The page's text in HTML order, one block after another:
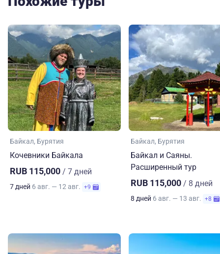
Байкал Бурятия
Кочевники Байкала
RUB 115,000 / 7 дней
7 дней 6 авг. — 12 авг. +9
Байкал Бурятия
Байкал и Саяны.
Расширенный тур
RUB 115,000 / 8 дней
8 дней 6 авг. — 13 авг. +8